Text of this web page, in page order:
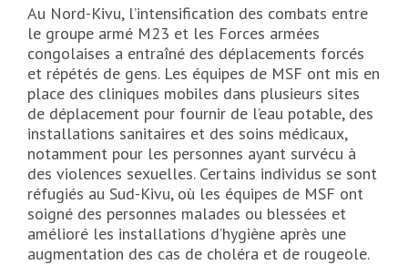
Au Nord-Kivu, l’intensification des combats entre
le groupe armé M23 et les Forces armées
congolaises a entraîné des déplacements forcés
et répétés de gens. Les équipes de MSF ont mis en
place des cliniques mobiles dans plusieurs sites
de déplacement pour fournir de l’eau potable, des
installations sanitaires et des soins médicaux,
notamment pour les personnes ayant survécu à
des violences sexuelles. Certains individus se sont
réfugiés au Sud-Kivu, où les équipes de MSF ont
soigné des personnes malades ou blessées et
amélioré les installations d’hygiène après une
augmentation des cas de choléra et de rougeole.